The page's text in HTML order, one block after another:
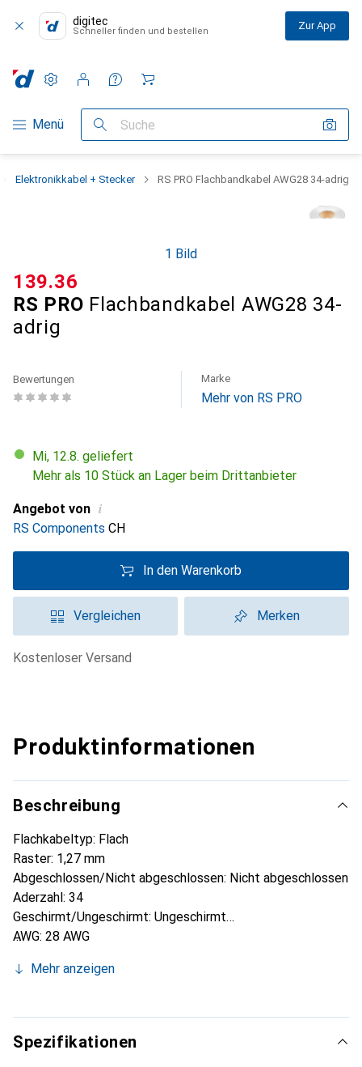
digitec
Schneller finden und bestellen Zur App
Navigation nach Kategorien
Menü Suche
Einstellungen
Kundenkonto
Vergleichslisten
Merklisten
Warenkorb
Elektronikkabel + Stecker RS PRO Flachbandkabel AWG28 34-adrig
1 Bild
RS PRO Flachbandkabel AWG28 34-
adrig
CHF
139.36
Bewertungen Marke
Mehr von RS PRO
Mi, 12.8. geliefert
Mehr als 10 Stück an Lager beim Drittanbieter
Angebot von i
RS Components CH
In den Warenkorb
Vergleichen Merken
kostenloser Versand
Produktinformationen
Beschreibung
Flachkabeltyp: Flach
Raster: 1,27 mm
Abgeschlossen/Nicht abgeschlossen: Nicht abgeschlossen
Aderzahl: 34
Geschirmt/Ungeschirmt: Ungeschirmt
AWG: 28 AWG
Breite: 43,2 mm
Betrieb.
Mehr anzeigen
Spezifikationen